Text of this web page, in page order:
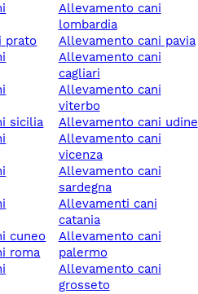
prato
sicilia
cuneo
roma
allevamento cani
lombardia
allevamento cani pavia
allevamento cani
cagliari
allevamento cani
viterbo
allevamento cani udine
allevamento cani
vicenza
allevamento cani
sardegna
allevamenti cani
catania
allevamento cani
palermo
allevamento cani
grosseto